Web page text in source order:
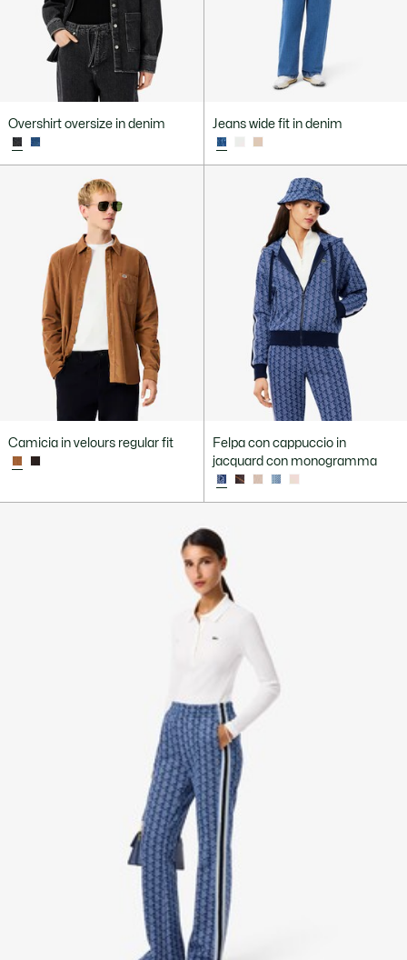
Overshirt oversize in denim Jeans wide fit in denim
Camicia in velours regular fit
Felpa con cappuccio in
jacquard con monogramma